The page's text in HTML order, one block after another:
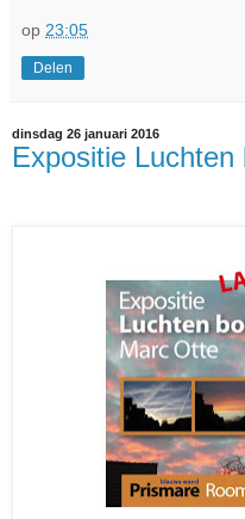
op 23:05
Delen
dinsdag 26 januari 2016
Expositie